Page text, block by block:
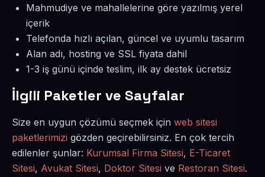
Mahmudiye ve mahallelerine göre yazılmış yerel
içerik
Telefonda hızlı açılan, güncel ve uyumlu tasarım
Alan adı, hosting ve SSL fiyata dahil
1-3 iş günü içinde teslim, ilk ay destek ücretsiz
İlgili Paketler ve Sayfalar
Size en uygun çözümü seçmek için web sitesi
paketlerimizi gözden geçirebilirsiniz. En çok tercih
edilenler şunlar: Kurumsal Firma Sitesi, E-Ticaret
Sitesi, Avukat Sitesi, Doktor Sitesi ve Restoran Sitesi.